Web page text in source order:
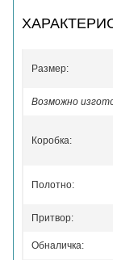
Размер:
Возможно
Коробка:
Полотно:
Притвор:
Обналичка: